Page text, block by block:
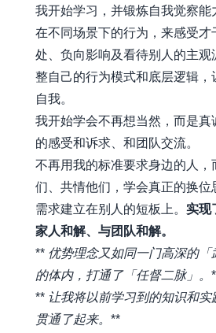
我开始学习，并锻炼自我觉察能
在不同场景下的行为，来感受才
处、负向影响及看待别人的主观
整自己的行为模式和底层逻辑，
自我。
我开始学会不再想当然，而是真
的感受和诉求、和团队交流。
不再用我的标准要求身边的人，
们、共情他们，学会真正的换位
需求建立在别人的短板上。 实现
家人和解、与团队和解。
** 优势理念又如同一门高深的「
的体内，打通了「任督二脉」。
** 让我将以前学习到的知识和
贯通了起来。 **